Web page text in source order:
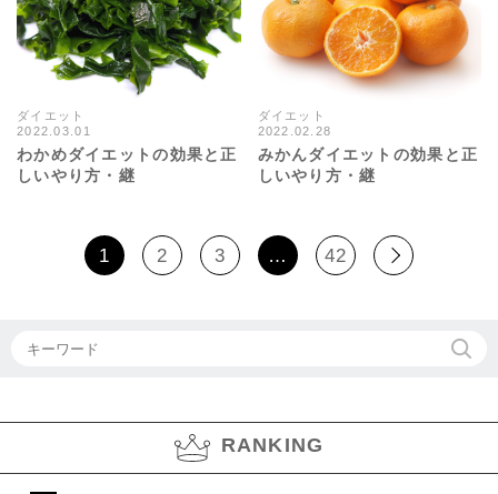
ダイエット
2022.03.01
わかめダイエットの効果と正
しいやり方・継
ダイエット
2022.02.28
みかんダイエットの効果と正
しいやり方・継
1 2 3 … 42
RANKING